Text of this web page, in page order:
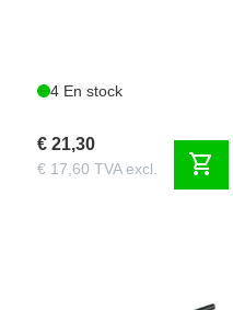
4 En stock
€ 21,30
€ 17,60 TVA excl. shopping_cart